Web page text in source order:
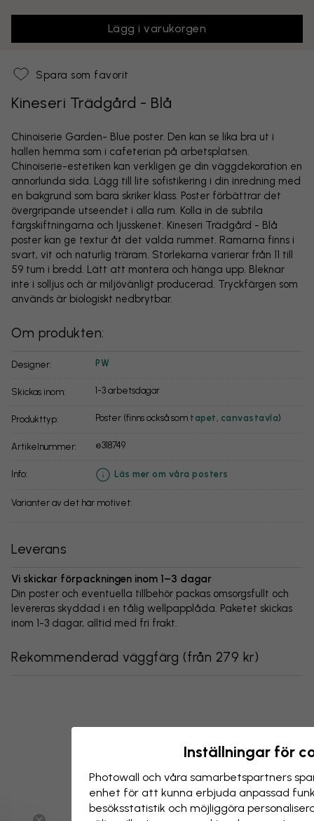
Lägg i varukorgen
Spara som favorit
Kineseri Trädgård - Blå
Chinoiserie Garden- Blue poster. Den kan se lika bra ut i
hallen hemma som i cafeterian på arbetsplatsen.
Chinoiserie-estetiken kan verkligen ge din väggdekoration en
annorlunda sida. Lägg till lite sofistikering i din inredning med
en bakgrund som bara skriker klass. Poster förbättrar det
övergripande utseendet i alla rum. Kolla in de subtila
färgskiftningarna och ljusskenet. Kineseri Trädgård - Blå
poster kan ge textur åt det valda rummet. Ramarna finns i
svart, vit och naturlig träram. Storlekarna varierar från 11 till
59 tum i bredd. Lätt att montera och hänga upp. Bleknar
inte i solljus och är miljövänligt producerad. Tryckfärgen som
används är biologiskt nedbrytbar.
Om produkten:
Designer: PW
Skickas inom: 1-3 arbetsdagar
Produkttyp: Poster (finns också som tapet canvastavla)
Artikelnummer: e318749
info: Läs mer om våra posters
Varianter av det här motivet:
Leverans
Vi skickar förpackningen inom 1–3 dagar
Din poster och eventuella tillbehör packas omsorgsfullt och
levereras skyddad i en tålig wellpapplåda. Paketet skickas
inom 1-3 dagar, alltid med fri frakt.
Rekommenderad väggfärg (från 279 kr)
Inställningar för
Photowall och våra samarbets­partners
enhet för att kunna erbjuda anpassad
besöks­statistik och möjliggöra